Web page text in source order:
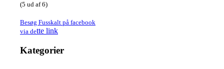
(5 ud af 6)
Besøg Fusskalt på facebook
via dette link
Kategorier